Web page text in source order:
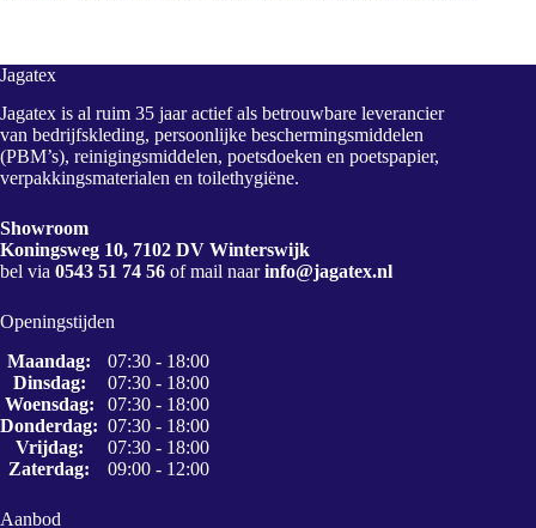
Jagatex
Jagatex is al ruim 35 jaar actief als betrouwbare leverancier
van bedrijfskleding, persoonlijke beschermingsmiddelen
(PBM’s), reinigingsmiddelen, poetsdoeken en poetspapier,
verpakkingsmaterialen en toilethygiëne.
Showroom
Koningsweg 10, 7102 DV Winterswijk
bel via 0543 51 74 56 of mail naarinfo@jagatex.nl
Openingstijden
Maandag:
07:30 - 18:00
Dinsdag:
07:30 - 18:00
Woensdag:
07:30 - 18:00
Donderdag: 07:30 - 18:00
Vrijdag:
07:30 - 18:00
Zaterdag:
09:00 - 12:00
Aanbod